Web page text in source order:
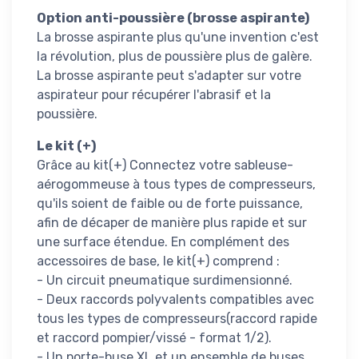
Option anti-poussière (brosse aspirante)
La brosse aspirante plus qu'une invention c'est
la révolution, plus de poussière plus de galère.
La brosse aspirante peut s'adapter sur votre
aspirateur pour récupérer l'abrasif et la
poussière.
Le kit (+)
Grâce au kit(+) Connectez votre sableuse-
aérogommeuse à tous types de compresseurs,
qu'ils soient de faible ou de forte puissance,
afin de décaper de manière plus rapide et sur
une surface étendue. En complément des
accessoires de base, le kit(+) comprend :
- Un circuit pneumatique surdimensionné.
- Deux raccords polyvalents compatibles avec
tous les types de compresseurs(raccord rapide
et raccord pompier/vissé - format 1/2).